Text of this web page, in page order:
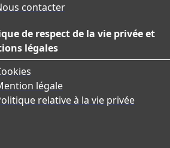
contacter
de respect de la vie privée et
légales
légale
relative à la vie privée